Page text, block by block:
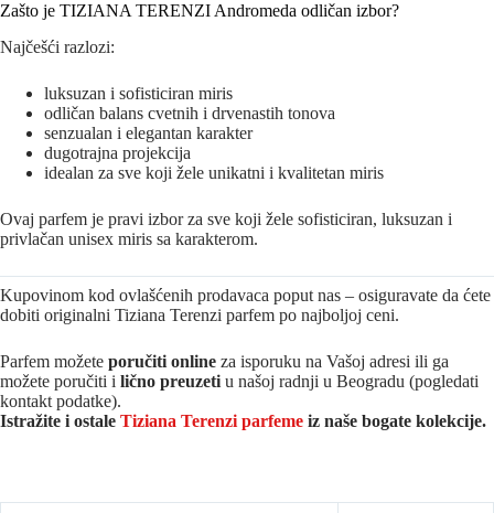
Zašto je TIZIANA TERENZI Andromeda odličan izbor?
Najčešći razlozi:
luksuzan i sofisticiran miris
odličan balans cvetnih i drvenastih tonova
senzualan i elegantan karakter
dugotrajna projekcija
idealan za sve koji žele unikatni i kvalitetan miris
Ovaj parfem je pravi izbor za sve koji žele sofisticiran, luksuzan i
privlačan unisex miris sa karakterom.
Kupovinom kod ovlašćenih prodavaca poput nas – osiguravate da ćete
dobiti originalni Tiziana Terenzi parfem po najboljoj ceni.
Parfem možete poručiti online za isporuku na Vašoj adresi ili ga
možete poručiti i lično preuzeti u našoj radnji u Beogradu (pogledati
kontakt podatke).
Istražite i ostale Tiziana Terenzi parfeme iz naše bogate kolekcije.